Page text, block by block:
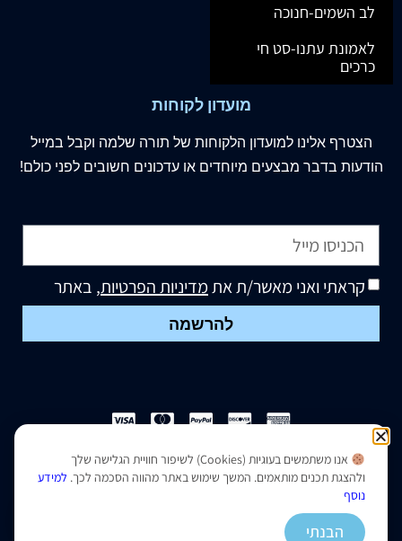
לב השמים-חנוכה
לאמונת עתנו-סט חי
כרכים
מועדון לקוחות
הצטרף אלינו למועדון הלקוחות של תורה שלמה וקבל במייל
הודעות בדבר מבצעים מיוחדים או עדכונים חשובים לפני כולם!
קראתי ואני מאשר/ת אתמדיניות הפרטיות, באתר
להרשמה
הצהרת נגישות|מדיניות פרטיות
נבנה ועוצב על ידי –
אנו משתמשים בעוגיות (Cookies) לשיפור חוויית הגלישה שלך
ולהצגת תכנים מותאמים. המשך שימוש באתר מהווה הסכמה לכך. למידע
נוסף
הבנתי